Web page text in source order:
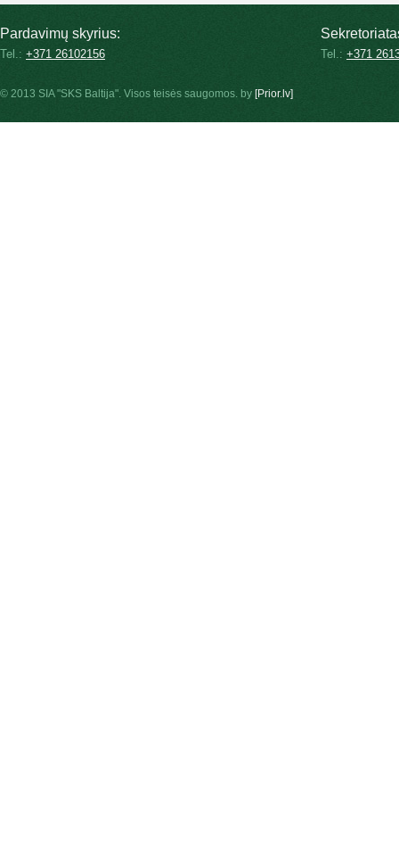
Pardavimų skyrius:
Tel.: +371 26102156
© 2013 SIA "SKS Baltija". Visos teisės saugomos. by [Prior.lv]
Tel.: +371